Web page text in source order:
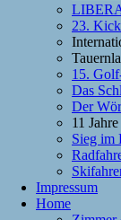
23.
15.
Das
Der
11
Sieg im
Impressum
Home